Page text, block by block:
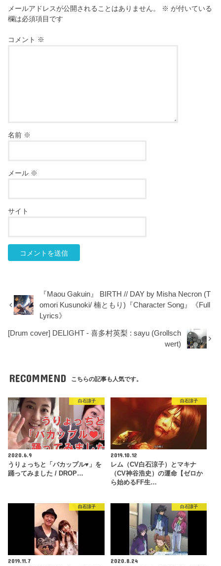
メールアドレスが公開されることはありません。 ※ が付いている
欄は必須項目です
コメント ※
名前 ※
メール ※
サイト
『Maou Gakuin』 BIRTH // DAY by Misha Necron (T
omori Kusunoki/ 楠ともり)『Character Song』《Full
Lyrics》
[Drum cover] DELIGHT - 喜多村英梨 : sayu (Grollsch
wert)
RECOMMEND こちらの記事も人気です。
白石涼子
2020.6.9
うりょっちと「バカップル♥」を
踊ってみました / DROP…
白石涼子
2019.10.12
レム（CV白石涼子）とマキナ
（CV神谷浩史）の運命【ゼロか
ら始めるFF生…
白石涼子
2019.11.7
白石涼子
2020.8.24